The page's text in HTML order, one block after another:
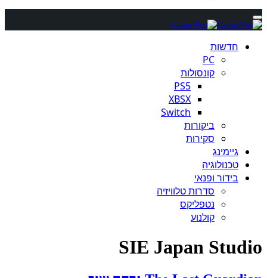
חדשות
PC
קונסולות
PS5
XBSX
Switch
ביקורות
סקירות
גיימינג
טכנולוגיה
בידור ופנאי
סדרות טלוויזיה
נטפליקס
קולנוע
SIE Japan Studio